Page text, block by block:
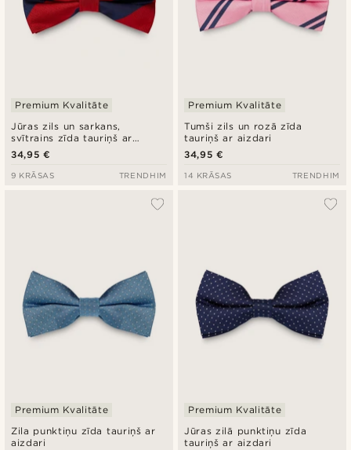
Jūras zils un sarkans,
svītrains zīda tauriņš ar
aizdari
Premium Kvalitāte
34,95 €
9 KRĀSAS TRENDHIM
Tumši zils un rozā zīda
tauriņš ar aizdari
Premium Kvalitāte
34,95 €
14 KRĀSAS TRENDHIM
Zila punktiņu zīda tauriņš ar
aizdari
Premium Kvalitāte
Jūras zilā punktiņu zīda
tauriņš ar aizdari
Premium Kvalitāte